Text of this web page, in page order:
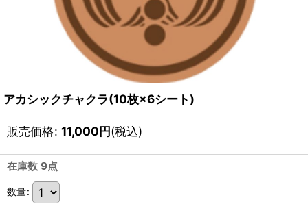
アカシックチャクラ(10枚×6シート)
販売価格: 11,000円(税込)
在庫数 9点
数量: